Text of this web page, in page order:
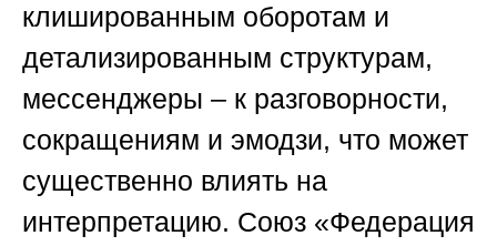
клишированным оборотам и
детализированным структурам,
мессенджеры – к разговорности,
сокращениям и эмодзи, что может
существенно влиять на
интерпретацию. Союз «Федерация